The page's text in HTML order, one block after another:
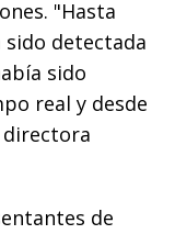
"Hasta
detectada
sido
real y desde
de